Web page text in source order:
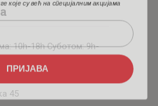
10h-18h Суботом: 9h-
45